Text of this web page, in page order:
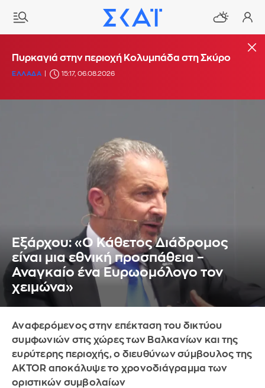
Πυρκαγιά στην περιοχή Κολυμπάδα στη Σκύρο
ΕΛΛΑΔΑ 15:17, 06.08.2026
Εξάρχου: «Ο Κάθετος Διάδρομος
είναι μια εθνική προσπάθεια –
Αναγκαίο ένα Ευρωομόλογο τον
χειμώνα»
Αναφερόμενος στην επέκταση του δικτύου
συμφωνιών στις χώρες των Βαλκανίων και της
ευρύτερης περιοχής, ο διευθύνων σύμβουλος της
AKTOR αποκάλυψε το χρονοδιάγραμμα των
οριστικών συμβολαίων